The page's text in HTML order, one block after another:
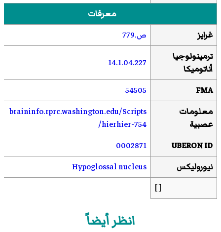
معرفات
غرايز
ص.779
ترمينولوجيا
أناتوميكا
14.1.04.227
FMA
54505
معلومات
عصبية
braininfo.rprc.washington.edu/Scripts
/hierhier-754
UBERON ID
0002871
نيوروليكس
Hypoglossal nucleus
[ ]
انظر أيضاً